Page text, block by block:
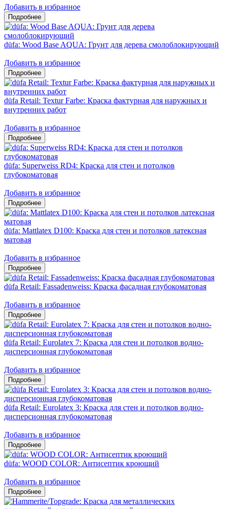
Добавить в избранное
düfa: Wood Base AQUA: Грунт для дерева смолоблокирующий
Добавить в избранное
düfa Retail: Textur Farbe: Краска фактурная для наружных и
внутренних работ
Добавить в избранное
düfa: Superweiss RD4: Краска для стен и потолков
глубокоматовая
Добавить в избранное
düfa: Mattlatex D100: Краска для стен и потолков латексная
матовая
Добавить в избранное
düfa Retail: Fassadenweiss: Краска фасадная глубокоматовая
Добавить в избранное
düfa Retail: Eurolatex 7: Краска для стен и потолков водно-
дисперсионная глубокоматовая
Добавить в избранное
düfa Retail: Eurolatex 3: Краска для стен и потолков водно-
дисперсионная глубокоматовая
Добавить в избранное
düfa: WOOD COLOR: Антисептик кроющий
Добавить в избранное